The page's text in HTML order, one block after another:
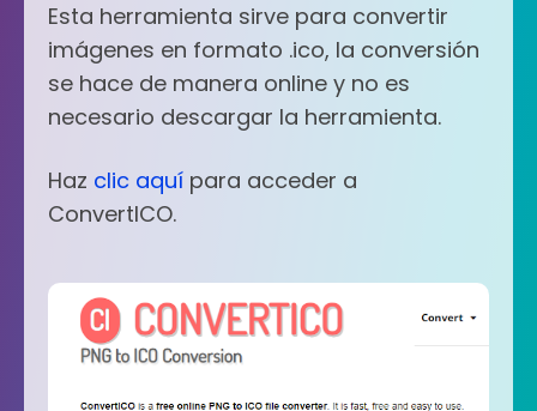
Esta herramienta sirve para convertir
imágenes en formato .ico, la conversión
se hace de manera online y no es
necesario descargar la herramienta.
Haz clic aquí para acceder a
ConvertICO.